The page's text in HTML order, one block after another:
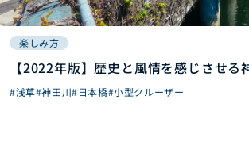
楽しみ方
【2022年版】歴史と風情を感じさせる
#浅草#神田川#日本橋#小型クルーザー